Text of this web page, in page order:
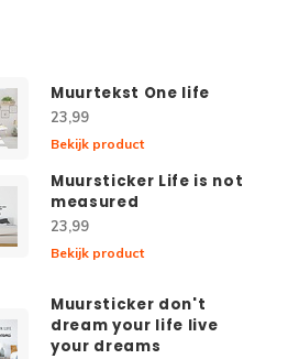
Muurtekst One life
23,99
Bekijk product
Muursticker Life is not
measured
23,99
Bekijk product
Muursticker don't
dream your life live
your dreams